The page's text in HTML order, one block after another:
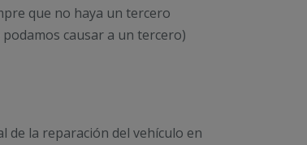
que no haya un tercero
causar a un tercero)
de la reparación del vehículo en